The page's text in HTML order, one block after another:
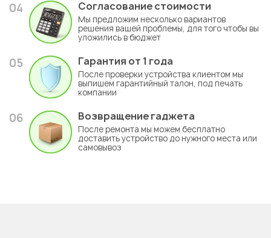
04 Согласование стоимости
Мы предложим несколько вариантов
решения вашей проблемы, для того чтобы вы
уложились в бюджет
05 Гарантия от 1 года
После проверки устройства клиентом мы
выпишем гарантийный талон, под печать
компании
06 Возвращение гаджета
После ремонта мы можем бесплатно
доставить устройство до нужного места или
самовывоз